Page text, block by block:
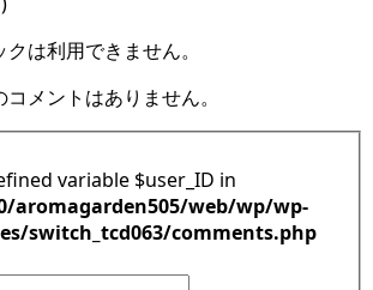
クは利用できません。
メントはありません。
variable $user_ID in
aromagarden505/web/wp/wp-
switch_tcd063/comments.php